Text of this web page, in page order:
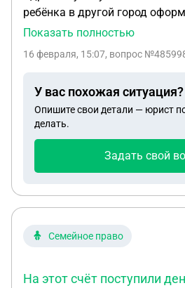
ребёнка в другой город
на жену брата может мне что-
проживает в 2 тысячах км от
Показать полностью
16 февраля, 15:07, вопрос
У вас похожая ситуация?
Опишите свои детали — юрист
делать.
Задать свой
Семейное право
На этот счёт поступили